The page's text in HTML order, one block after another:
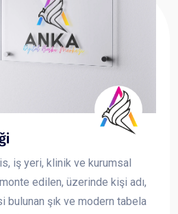
iş yeri, klinik ve kurumsal
edilen, üzerinde kişi adı,
bulunan şık ve modern tabela